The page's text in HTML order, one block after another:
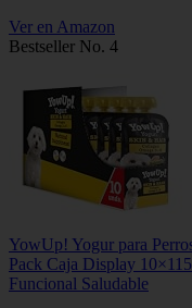
Ver en Amazon
Bestseller No. 4
YowUp! Yogur para
Pack Caja Display
Funcional Saludable